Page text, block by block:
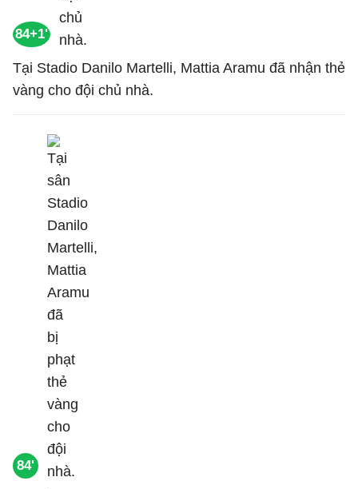
84+1'
Tại Stadio Danilo Martelli, Mattia Aramu đã nhận thẻ
vàng cho đội chủ nhà.
84'